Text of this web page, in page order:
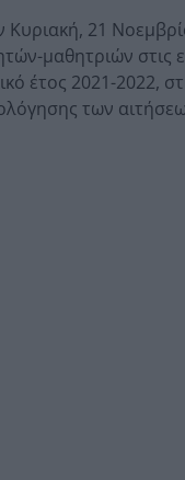
Κυριακή, 21
μαθητριών στις
έτος 2021-2022,
των